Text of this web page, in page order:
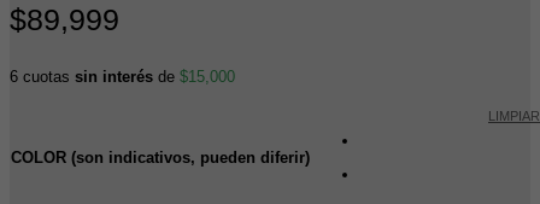
$89,999
6 cuotas sin interés de $15,000
COLOR (son indicativos, pueden diferir)
LIMPIAR